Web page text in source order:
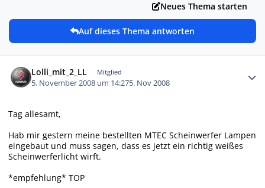
Neues Thema starten
Auf dieses Thema antworten
Lolli_mit_2_LL Mitglied
5. November 2008 um 14:275. Nov 2008
Tag allesamt,
Hab mir gestern meine bestellten MTEC Scheinwerfer Lampen
eingebaut und muss sagen, dass es jetzt ein richtig weißes
Scheinwerferlicht wirft.
*empfehlung* TOP